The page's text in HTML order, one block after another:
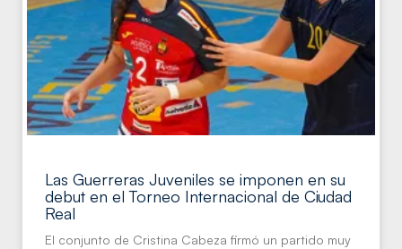
Las Guerreras Juveniles se imponen en su
debut en el Torneo Internacional de Ciudad
Real
El conjunto de Cristina Cabeza firmó un partido muy